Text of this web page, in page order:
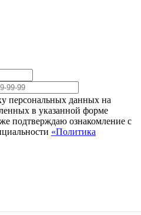
персональных данных на
в указанной форме
подтверждаю ознакомление с
«Политика